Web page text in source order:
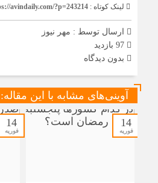
لینک کوتاه : avindaily.com/?p=243214
ارسال توسط : مهر نیوز
بدون دیدگاه
آوینی‌های مشابه با این مقاله:
14
فوریه
14
فوریه